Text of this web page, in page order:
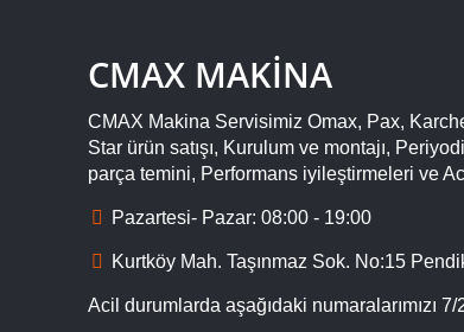
CMAX MAKİNA
CMAX Makina Servisimiz Omax, Pax,
Star ürün satışı, Kurulum ve montajı,
parça temini, Performans iyileştirmeleri ve
Pazartesi- Pazar: 08:00 - 19:00
Kurtköy Mah. Taşınmaz Sok. No:15
Acil durumlarda aşağıdaki numaralarımızı